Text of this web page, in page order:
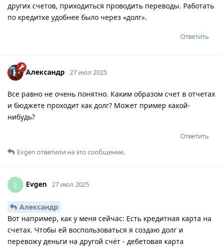
других счетов, приходиться проводить переводы. Работать
по кредитке удобнее было через «долг».
Ответить
Александр 27 июл 2025
Все равно не очень понятно. Каким образом счет в отчетах
и бюджете проходит как долг? Может пример какой-
нибудь?
Ответить
Evgen ответили на это сообщение.
E Evgen 27 июл 2025
Александр
Вот например, как у меня сейчас: Есть кредитная карта на
счетах. Чтобы ей воспользоваться я создаю долг и
перевожу деньги на другой счёт - дебетовая карта